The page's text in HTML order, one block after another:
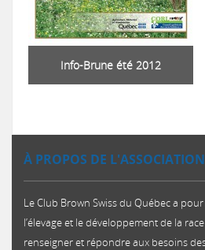
Info-Brune été 2012
À PROPOS DE L'ASSOCIATION
Le Club Brown Swiss du Québec a
l’élevage et le développement de la
renseigner et répondre aux besoins